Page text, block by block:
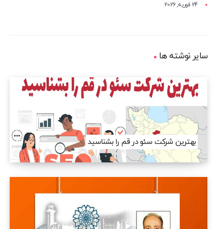
24 فوریه, 2026
سایر نوشته ها
بهترین شرکت سئو در قم را بشناسید